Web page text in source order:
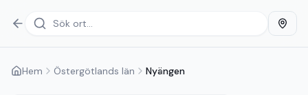
Hem Östergötlands län Nyängen